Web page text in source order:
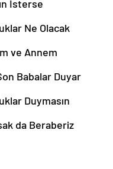
İsterse
Ne Olacak
ve Annem
Babalar Duyar
Duymasın
da Beraberiz